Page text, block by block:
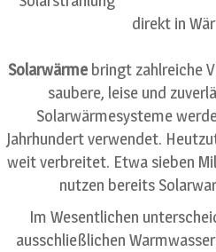
direkt in
Solarwärmebringt zahlreiche
saubere, leise und
Solarwärmesysteme
Jahrhundert verwendet.
weit verbreitet. Etwa sieben
nutzen bereits
Im Wesentlichen
ausschließlichen